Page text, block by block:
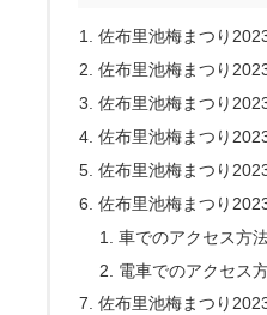
佐布里池梅まつり
佐布里池梅まつり
佐布里池梅まつり
佐布里池梅まつり
佐布里池梅まつり
佐布里池梅まつり
車でのアクセス方
電車でのアクセス
佐布里池梅まつり